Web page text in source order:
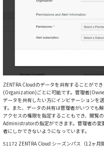
ZENTRA Cloudのデータを共有することがで
(Organization)ごとに可能です。管理者
データを共有したい方にインビテーションを
す。また、データの共有は管理者がいつでも解
アクセスの権限を指定することもでき、閲覧
Administratorの指定ができます。管理者の変
者にしかできないようになっています。
51172 ZENTRA Cloud シーズンパス（12ヶ